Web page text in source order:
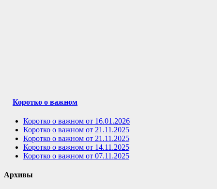
Коротко о важном
Коротко о важном от 16.01.2026
Коротко о важном от 21.11.2025
Коротко о важном от 21.11.2025
Коротко о важном от 14.11.2025
Коротко о важном от 07.11.2025
Архивы